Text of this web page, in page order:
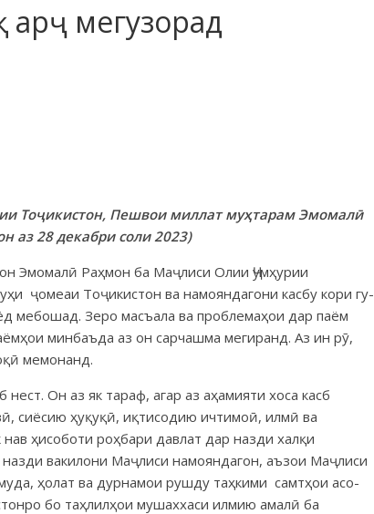
арҷ мегузорад
Тоҷикистон, Пешвои миллат муҳтарам Эмомалӣ
аз 28 декабри соли 2023)
Эмо­малӣ Раҳмон ба Маҷлиси Олии Ҷумҳурии
ҷомеаи Тоҷикистон ва намоян­дагони касбу кори гу­
мебошад. Зеро масъала ва проблемаҳои дар паём
минбаъда аз он сарчашма мегиранд. Аз ин рӯ,
мемонанд.
Он аз як тараф, агар аз аҳамияти хоса касб
сиёсию ҳуқуқӣ, иқтисодию ичтимоӣ, илмӣ ва
ҳисоботи роҳбари давлат дар наз­ди халқи
ва­ки­лони Маҷлиси намоян­дагон, аъзои Маҷлиси
ҳолат ва дурнамои рушду таҳкими самтҳои асо­
бо таҳлилҳои мушаххаси илмию амалӣ ба